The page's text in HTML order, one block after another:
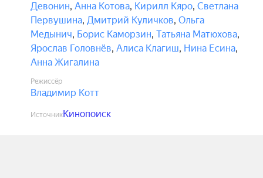
Девонин, Анна Котова, Кирилл Кяро, Светлана
Первушина, Дмитрий Куличков, Ольга
Медынич, Борис Каморзин, Татьяна Матюхова,
Ярослав Головнёв, Алиса Клагиш, Нина Есина,
Анна Жигалина
Режиссёр
Владимир Котт
ИсточникКинопоиск